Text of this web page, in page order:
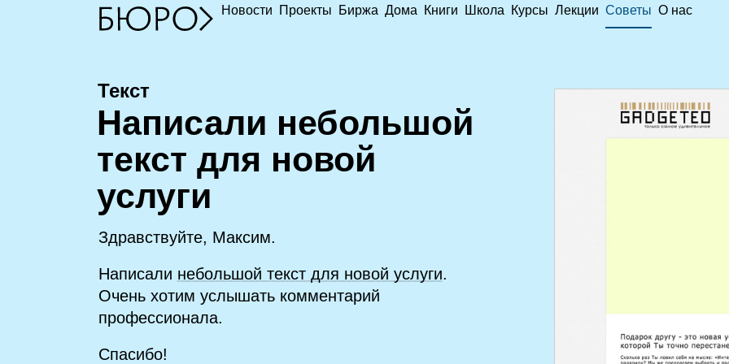
Новости Проекты Биржа Дома Книги Школа Курсы Лекции Советы О нас
Текст
Написали небольшой
текст для новой
услуги
Здравствуйте, Максим.
Написали небольшой текст для новой услуги.
Очень хотим услышать комментарий
профессионала.
Спасибо!